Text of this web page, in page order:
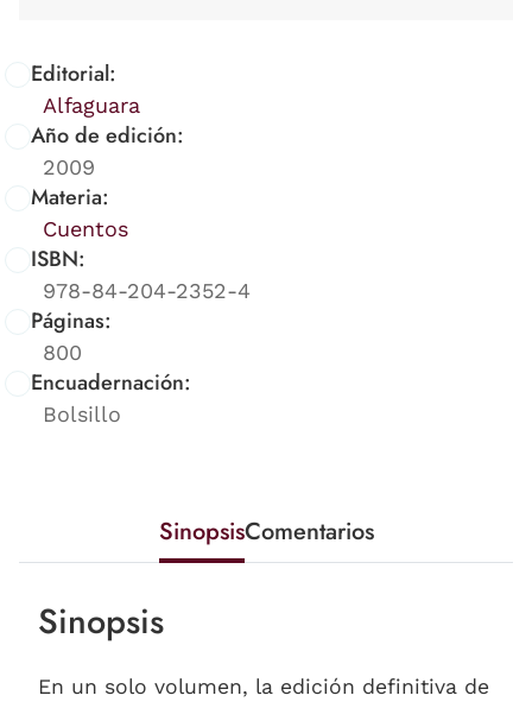
Editorial:
Alfaguara
Año de edición:
2009
Materia:
Cuentos
ISBN:
978-84-204-2352-4
Páginas:
800
Encuadernación:
Bolsillo
SinopsisComentarios
Sinopsis
En un solo volumen, la edición definitiva de